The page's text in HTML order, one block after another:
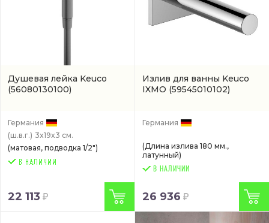
Душевая лейка Keuco
(56080130100)
Германия
(ш.в.г.) 3x19x3 см.
(матовая, подводка 1/2")
22 113
Излив для ванны Keuco
IXMO (59545010102)
Германия
(Длина излива 180 мм.,
латунный)
В НАЛИЧИИ
26 936